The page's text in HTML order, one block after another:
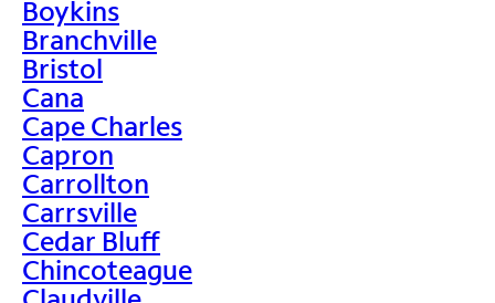
Boykins
Branchville
Bristol
Cana
Cape Charles
Capron
Carrollton
Carrsville
Cedar Bluff
Chincoteague